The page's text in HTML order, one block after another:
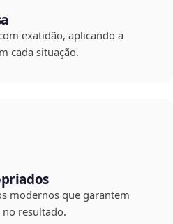
exatidão, aplicando a
cada situação.
modernos que garantem
resultado.